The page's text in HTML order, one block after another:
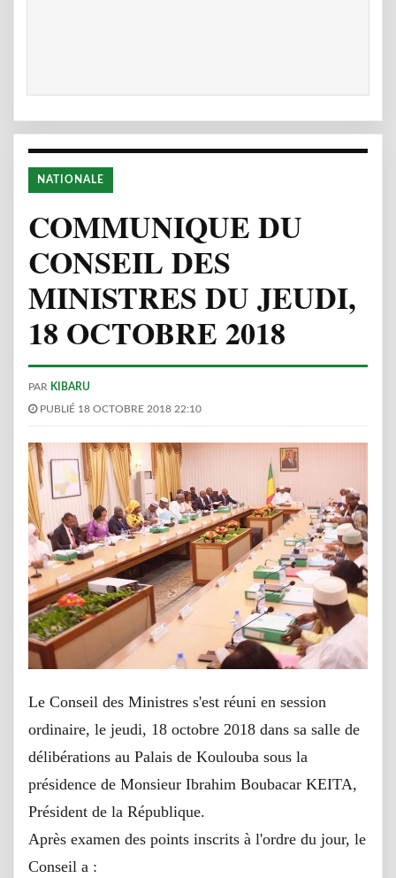
NATIONALE
COMMUNIQUE DU
CONSEIL DES
MINISTRES DU JEUDI,
18 OCTOBRE 2018
PAR KIBARU
PUBLIÉ 18 OCTOBRE 2018 22:10
Le Conseil des Ministres s'est réuni en session
ordinaire, le jeudi, 18 octobre 2018 dans sa salle de
délibérations au Palais de Koulouba sous la
présidence de Monsieur Ibrahim Boubacar KEITA,
Président de la République.
Après examen des points inscrits à l'ordre du jour, le
Conseil a :